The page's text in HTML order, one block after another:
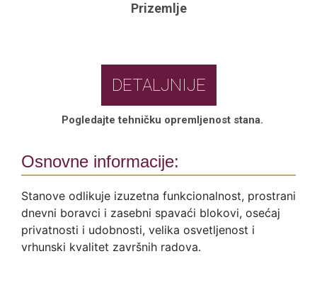
Prizemlje
DETALJNIJE
Pogledajte tehničku opremljenost stana.
Osnovne informacije:
Stanove odlikuje izuzetna funkcionalnost, prostrani
dnevni boravci i zasebni spavaći blokovi, osećaj
privatnosti i udobnosti, velika osvetljenost i
vrhunski kvalitet završnih radova.